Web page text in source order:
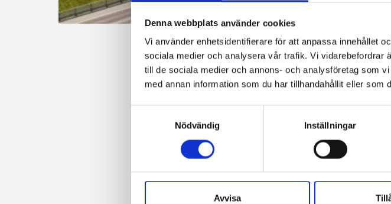
Denna webbplats använder cookies
Vi använder enhetsidentifierare för att anpassa innehållet
sociala medier och analysera vår trafik. Vi vidarebefordrar
till de sociala medier och annons- och analysföretag som
med annan information som du har tillhandahållit eller
Nödvändig
Inställningar
Avvisa
Ett modernt kontorshotell väljer såklart det
Autopay underlättar för besökare och hyresgäster.
Det finns även fler parkeringar runt om Technopolis
Fakta om Autopay: